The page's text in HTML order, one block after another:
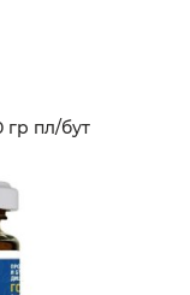
гр пл/бут